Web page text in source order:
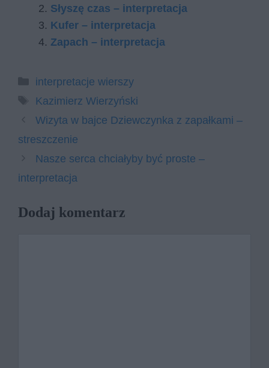
Słyszę czas – interpretacja
Kufer – interpretacja
Zapach – interpretacja
Kategorie
interpretacje wierszy
Tagi
Kazimierz Wierzyński
Wizyta w bajce Dziewczynka z zapałkami –
streszczenie
Nasze serca chciałyby być proste –
interpretacja
Dodaj komentarz